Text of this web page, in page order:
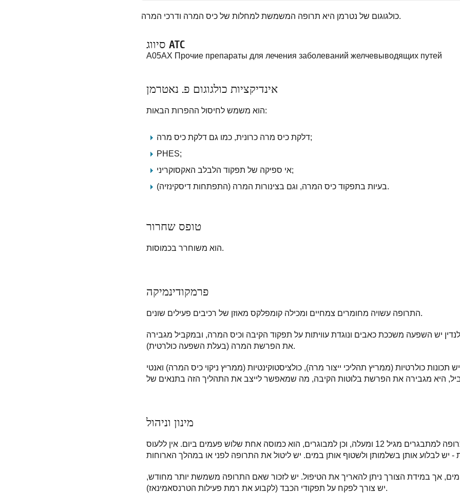
כולגוגום של נטרמן היא תרופה המשמשת למחלות של כיס המרה ודרכי המרה.
סיווג ATC
A05AX Прочие препараты для лечения заболеваний желчевыводящих путей
אינדיקציות כולגוגום פ. נאטרמן
הוא משמש לחיסול ההפרות הבאות:
דלקת כיס מרה כרונית, כמו גם דלקת כיס מרה;
PHES;
אי ספיקה של תפקוד הלבלב האקסוקריני;
בעיות בתפקוד כיס המרה, וגם בצינורות המרה (התפתחות דיסקינזיה).
טופס שחרור
הוא משוחרר בכמוסות.
פרמקודינמיקה
התרופה עשויה מחומרים צמחיים ומכילה קומפלקס מאוזן של רכיבים פעילים שונים.
יש השפעה משככת כאבים ונוגדת עוויתות על תפקוד הקיבה וכיס המרה, ובמקביל מגבירה
את הפרשת המרה (בעלת השפעה כולרטית).
תכונות כולרטיות (ממריץ תהליכי ייצור מרה), כולציסטוקינטיות (ממריץ ניקוי כיס המרה) ואנטי
מינון וניהול
המינון הסטנדרטי של התרופה למתבגרים מגיל 12 ומעלה, וכן למבוגרים, הוא כמוסה אחת שלוש פעמים ביום. אין ללעוס
הטיפול נמשך 14 ימים, אך במידת הצורך ניתן להאריך את הטיפול. יש לזכור שאם התרופה משמשת יותר מחודש,
יש צורך לפקח על תפקודי הכבד (לקבוע את רמת פעילות הטרנסאמינאז).